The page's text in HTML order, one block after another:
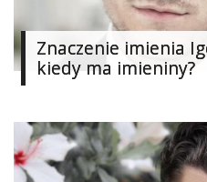
Znaczenie imienia
kiedy ma imieniny?